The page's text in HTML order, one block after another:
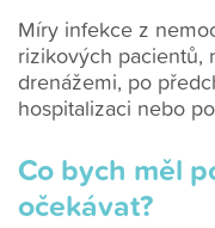
Míry infekce z
rizikových pacientů,
drenážemi, po
hospitalizaci nebo
Co bych měl
očekávat?